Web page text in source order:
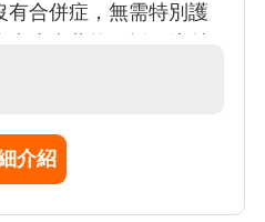
有合併症，無需特別護
本院婦科﹑產科﹑小兒
；3) 支援本院小兒急救
症醫療作業等都有豐富
介紹